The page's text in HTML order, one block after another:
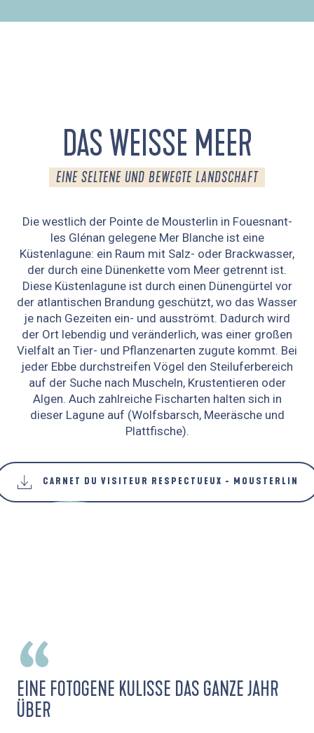
DAS WEISSE MEER
EINE SELTENE UND BEWEGTE LANDSCHAFT
Die westlich der Pointe de Mousterlin in Fouesnant-
les Glénan gelegene Mer Blanche ist eine
Küstenlagune: ein Raum mit Salz- oder Brackwasser,
der durch eine Dünenkette vom Meer getrennt ist.
Diese Küstenlagune ist durch einen Dünengürtel vor
der atlantischen Brandung geschützt, wo das Wasser
je nach Gezeiten ein- und ausströmt. Dadurch wird
der Ort lebendig und veränderlich, was einer großen
Vielfalt an Tier- und Pflanzenarten zugute kommt. Bei
jeder Ebbe durchstreifen Vögel den Steiluferbereich
auf der Suche nach Muscheln, Krustentieren oder
Algen. Auch zahlreiche Fischarten halten sich in
dieser Lagune auf (Wolfsbarsch, Meeräsche und
Plattfische).
CARNET DU VISITEUR RESPECTUEUX - MOUSTERLIN
EINE FOTOGENE KULISSE DAS GANZE JAHR
ÜBER